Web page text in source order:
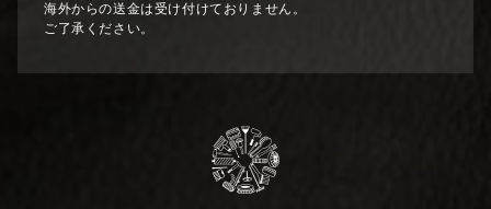
海外からの送金は受け付けておりません。
ご了承ください。